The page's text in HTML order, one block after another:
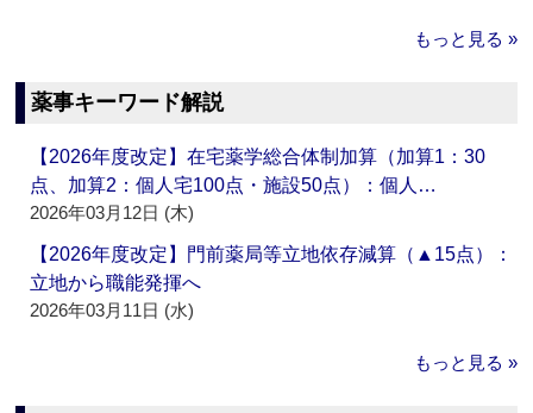
もっと見る »
薬事キーワード解説
【2026年度改定】在宅薬学総合体制加算（加算1：30
点、加算2：個人宅100点・施設50点）：個人…
2026年03月12日 (木)
【2026年度改定】門前薬局等立地依存減算（▲15点）：
立地から職能発揮へ
2026年03月11日 (水)
もっと見る »